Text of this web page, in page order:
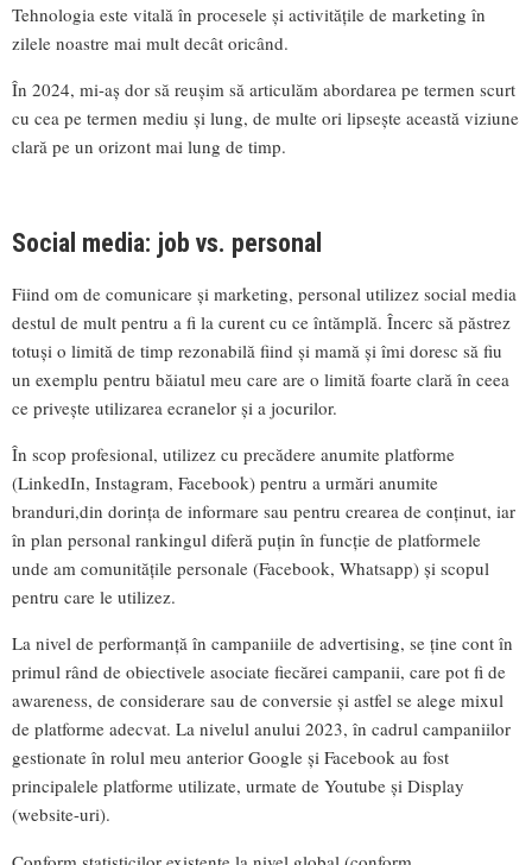
Tehnologia este vitală în procesele și activitățile de marketing în
zilele noastre mai mult decât oricând.
În 2024, mi-aș dor să reușim să articulăm abordarea pe termen scurt
cu cea pe termen mediu și lung, de multe ori lipsește această viziune
clară pe un orizont mai lung de timp.
Social media: job vs. personal
Fiind om de comunicare și marketing, personal utilizez social media
destul de mult pentru a fi la curent cu ce întămplă. Încerc să păstrez
totuși o limită de timp rezonabilă fiind și mamă și îmi doresc să fiu
un exemplu pentru băiatul meu care are o limită foarte clară în ceea
ce privește utilizarea ecranelor și a jocurilor.
În scop profesional, utilizez cu precădere anumite platforme
(LinkedIn, Instagram, Facebook) pentru a urmări anumite
branduri,din dorința de informare sau pentru crearea de conținut, iar
în plan personal rankingul diferă puțin în funcție de platformele
unde am comunitățile personale (Facebook, Whatsapp) și scopul
pentru care le utilizez.
La nivel de performanță în campaniile de advertising, se ține cont în
primul rând de obiectivele asociate fiecărei campanii, care pot fi de
awareness, de considerare sau de conversie și astfel se alege mixul
de platforme adecvat. La nivelul anului 2023, în cadrul campaniilor
gestionate în rolul meu anterior Google și Facebook au fost
principalele platforme utilizate, urmate de Youtube și Display
(website-uri).